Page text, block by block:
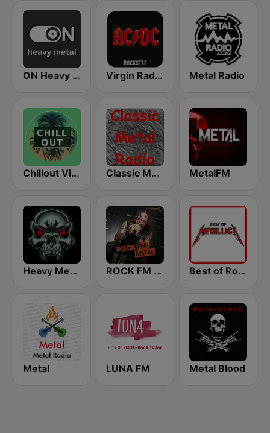
ON Heavy Metal Virgin Radio AC/DC Metal Radio
Chillout Vibes Classic Metal Radio MetalFM
Heavy Metal Radio ROCK FM METAL Best of Rock - Metallica
Metal LUNA FM Metal Blood